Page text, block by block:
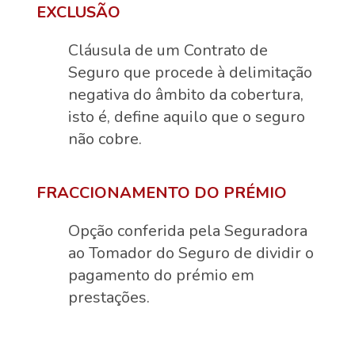
EXCLUSÃO
Cláusula de um Contrato de
Seguro que procede à delimitação
negativa do âmbito da cobertura,
isto é, define aquilo que o seguro
não cobre.
FRACCIONAMENTO DO PRÉMIO
Opção conferida pela Seguradora
ao Tomador do Seguro de dividir o
pagamento do prémio em
prestações.